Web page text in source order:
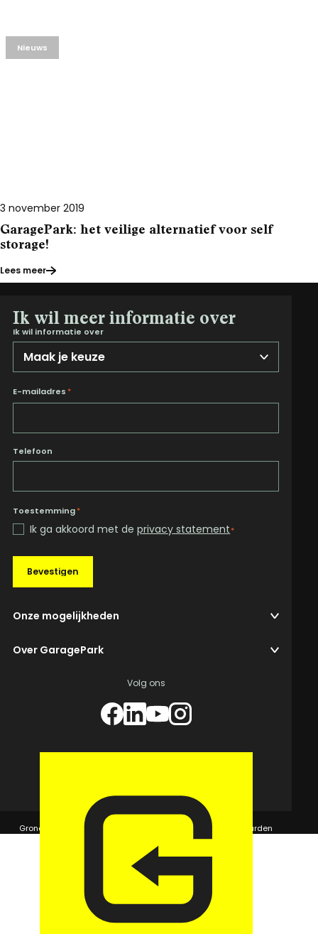
3 november 2019
GaragePark: het veilige alternatief voor self
storage!
Lees meer
Nieuws
Ik wil meer informatie over
Ik wil informatie over
E-mailadres *
Telefoon
Toestemming*
Ik ga akkoord met deprivacy statement*
Bevestigen
Onze mogelijkheden
Over GaragePark
Volg ons
© 2026 GaragePark.
Grondposities
365Beheer & GaragePark Algemene voorwaarden